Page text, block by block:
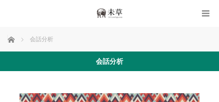
ホーム 会話分析
会話分析